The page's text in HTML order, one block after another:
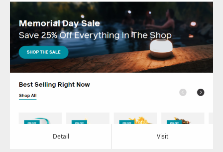
Update: 2024.07.10
Category:その他
Detail Visit
Detail Visit